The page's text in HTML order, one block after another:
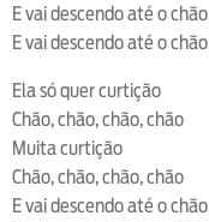
E vai descendo até o chão
E vai descendo até o chão
Ela só quer curtição
Chão, chão, chão, chão
Muita curtição
Chão, chão, chão, chão
E vai descendo até o chão